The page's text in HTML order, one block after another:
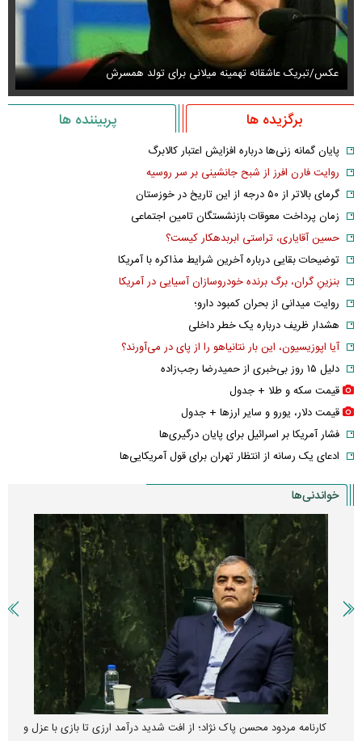
عکس/تبریک عاشقانه تهمینه میلانی برای تولد همسرش
برگزیده ها پربیننده ها
پایان گمانه زنی‌ها درباره افزایش اعتبار کالابرگ
روایت فارن افرز از شبح جانشینی بر سر روسیه
گرمای بالاتر از ۵۰ درجه از این تاریخ در خوزستان
زمان پرداخت معوقات بازنشستگان تامین اجتماعی
حسین آقایاری، تراستی ابربدهکار کیست؟
توضیحات بقایی درباره آخرین شرایط مذاکره با آمریکا
بنزینِ گران، برگ برنده خودروسازان آسیایی در آمریکا
روایت میدانی از بحران کمبود دارو؛
هشدار ظریف درباره یک خطر داخلی
آیا اپوزیسیون، این بار نتانیاهو را از پای در می‌آورند؟
دلیل ۱۵ روز بی‌خبری از حمیدرضا رجب‌زاده
قیمت سکه و طلا + جدول
قیمت دلار، یورو و سایر ارز‌ها + جدول
فشار آمریکا بر اسرائیل برای پایان درگیری‌ها
ادعای یک رسانه از انتظار تهران برای قول آمریکایی‌ها
خواندنی‌ها
کارنامه مردود محسن پاک‌ نژاد؛ از افت شدید درآمد ارزی تا بازی با عزل و